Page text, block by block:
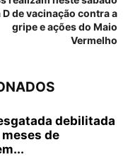
D de vacinação contra a
gripe e ações do Maio
Vermelho
debilitada
de